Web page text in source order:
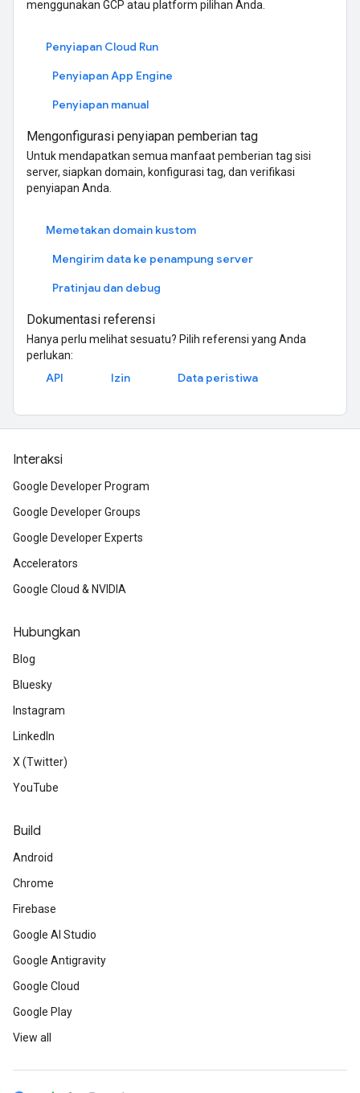
menggunakan GCP atau platform pilihan Anda.
Penyiapan Cloud Run
Penyiapan App Engine
Penyiapan manual
Mengonfigurasi penyiapan pemberian tag
Untuk mendapatkan semua manfaat pemberian tag sisi
server, siapkan domain, konfigurasi tag, dan verifikasi
penyiapan Anda.
Memetakan domain kustom
Mengirim data ke penampung server
Pratinjau dan debug
Dokumentasi referensi
Hanya perlu melihat sesuatu? Pilih referensi yang Anda
perlukan:
API Izin Data peristiwa
Interaksi
Google Developer Program
Google Developer Groups
Google Developer Experts
Accelerators
Google Cloud & NVIDIA
Hubungkan
Blog
Bluesky
Instagram
LinkedIn
X (Twitter)
YouTube
Build
Android
Chrome
Firebase
Google AI Studio
Google Antigravity
Google Cloud
Google Play
View all